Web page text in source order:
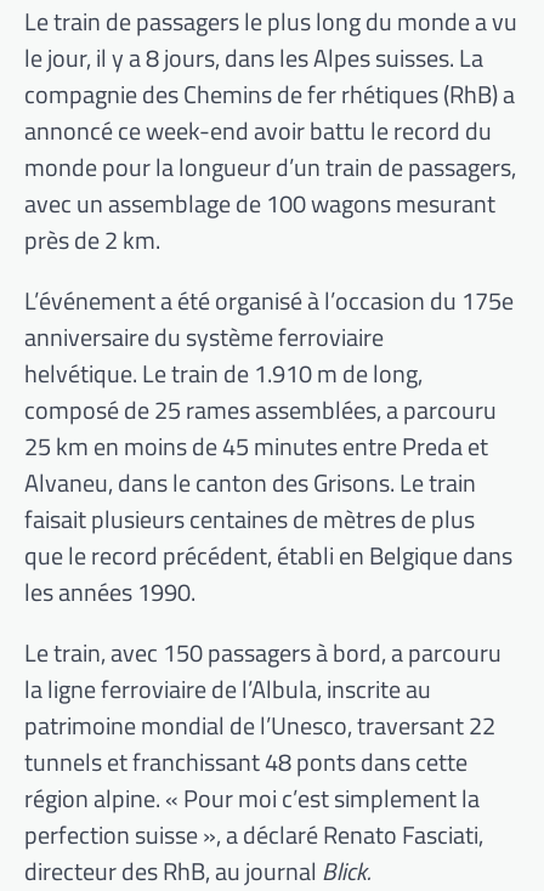
Le train de passagers le plus long du monde a vu
le jour, il y a 8 jours, dans les Alpes suisses. La
compagnie des Chemins de fer rhétiques (RhB) a
annoncé ce week-end avoir battu le record du
monde pour la longueur d’un train de passagers,
avec un assemblage de 100 wagons mesurant
près de 2 km.
L’événement a été organisé à l’occasion du 175e
anniversaire du système ferroviaire
helvétique. Le train de 1.910 m de long,
composé de 25 rames assemblées, a parcouru
25 km en moins de 45 minutes entre Preda et
Alvaneu, dans le canton des Grisons. Le train
faisait plusieurs centaines de mètres de plus
que le record précédent, établi en Belgique dans
les années 1990.
Le train, avec 150 passagers à bord, a parcouru
la ligne ferroviaire de l’Albula, inscrite au
patrimoine mondial de l’Unesco, traversant 22
tunnels et franchissant 48 ponts dans cette
région alpine. « Pour moi c’est simplement la
perfection suisse », a déclaré Renato Fasciati,
directeur des RhB, au journal Blick.